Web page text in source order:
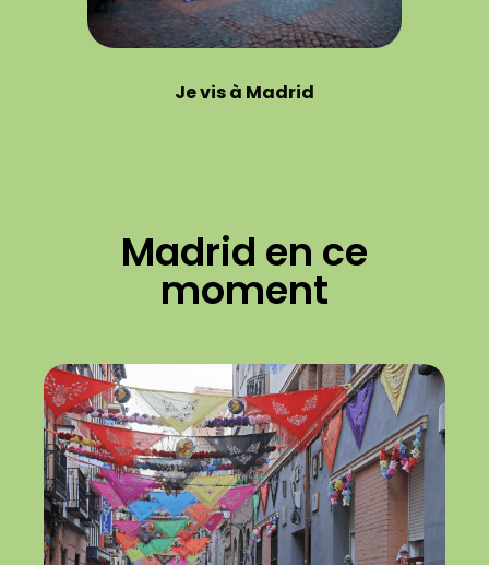
Je vis à Madrid
Madrid en ce
moment